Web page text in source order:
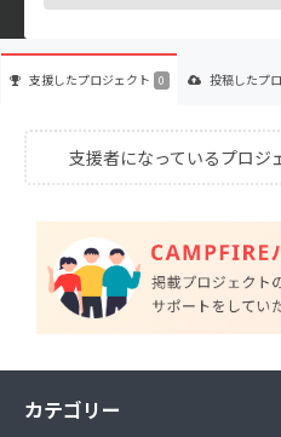
支援したプロジェクト 0 投稿したプ
支援者になっているプロジ
カテゴリー